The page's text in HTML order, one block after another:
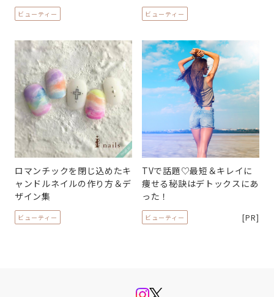
ビューティー ビューティー
ロマンチックを閉じ込めたキ
ャンドルネイルの作り方＆デ
ザイン集
ビューティー
TVで話題♡最短＆キレイに
痩せる秘訣はデトックスにあ
った！
ビューティー [PR]